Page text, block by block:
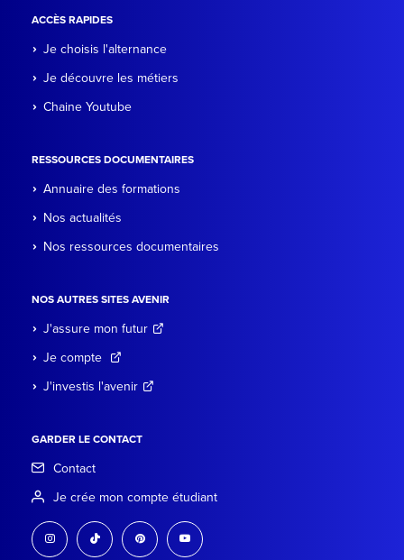
ACCÈS RAPIDES
Je choisis l'alternance
Je découvre les métiers
Chaine Youtube
RESSOURCES DOCUMENTAIRES
Annuaire des formations
Nos actualités
Nos ressources documentaires
NOS AUTRES SITES AVENIR
J'assure mon futur
Je compte
J'investis l'avenir
GARDER LE CONTACT
Contact
Je crée mon compte étudiant
instagram tiktok pinterest youtube